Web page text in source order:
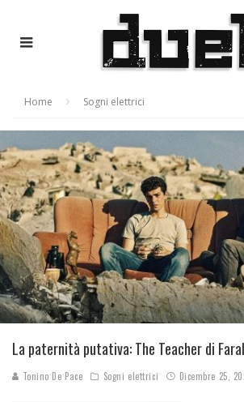
Home Sogni elettrici
La paternità putativa: The Teacher di
Tonino De Pace Sogni elettrici Dicembre 25,